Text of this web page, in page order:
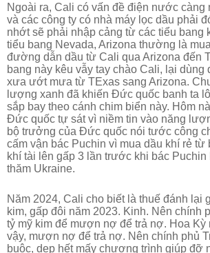
Ngoài ra, Cali có vấn đề điện nước càng
và các công ty có nhà máy lọc dầu phải
nhớt sẽ phải nhập cảng từ các tiểu bang
tiểu bang Nevada, Arizona thường là
đường dẫn dầu từ Cali qua Arizona đến
bang này kêu vẫy tay chào Cali, lại dùng
xưa ướt mưa từ TExas sang Arizona.
lượng xanh đã khiến Đức quốc banh ta
sắp bay theo cánh chim biển này. Hôm
Đức quốc tự sát vì niềm tin vào năng
bộ trưởng của Đức quốc nói tước công
cấm vận bác Puchin vì mua dầu khí rẻ từ
khí tài lên gấp 3 lần trước khi bác
thăm Ukraine.
Năm 2024, Cali cho biết là thuế đánh lại
kim, gấp đôi năm 2023. Kinh. Nên chính
tỷ mỹ kim để mượn nợ để trả nợ. Hoa Kỳ
vậy, mượn nợ để trả nợ. Nên chính phủ
buộc, dẹp hết mấy chương trình giúp đỡ